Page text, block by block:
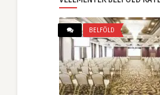
BELFÖLD